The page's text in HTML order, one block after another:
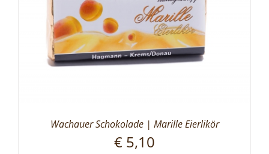
Wachauer Schokolade | Marille Eierlikör
€ 5,10